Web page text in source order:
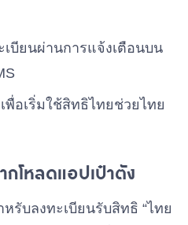
เบียนผ่านการแจ้งเตือนบน
เพื่อเริ่มใช้สิทธิไทยช่วยไทย
โหลดแอปเป๋าตัง
หรับลงทะเบียนรับสิทธิ “ไทย